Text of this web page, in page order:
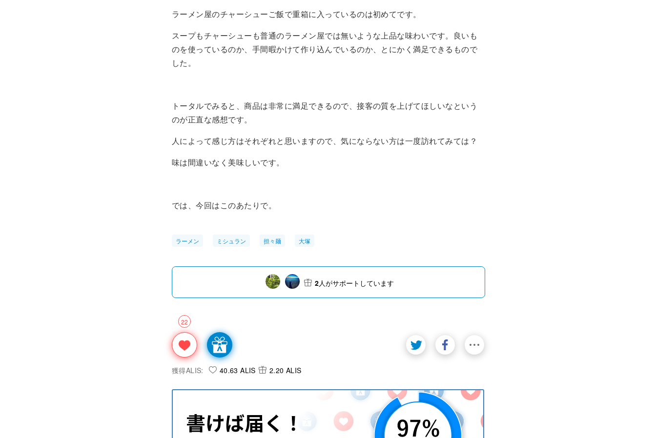
ラーメン屋のチャーシューご飯で重箱に入っているのは初めてです。
スープもチャーシューも普通のラーメン屋では無いような上品な味わいです。良いも
のを使っているのか、手間暇かけて作り込んでいるのか、とにかく満足できるもので
した。
トータルでみると、商品は非常に満足できるので、接客の質を上げてほしいなという
のが正直な感想です。
人によって感じ方はそれぞれと思いますので、気にならない方は一度訪れてみては？
味は間違いなく美味しいです。
では、今回はこのあたりで。
ラーメン ミシュラン 担々麺 大塚
22
2人がサポートしています
獲得ALIS: 40.63 ALIS 2.20 ALIS